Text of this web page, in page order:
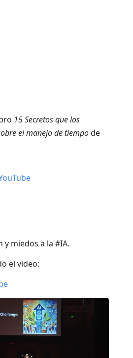
15 Secretos que los
el manejo de tiempode
y miedos a la #IA.
el video: